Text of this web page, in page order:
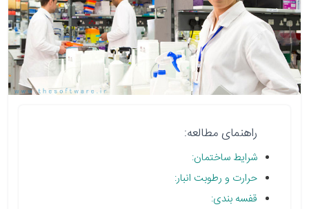
راهنمای مطالعه:
شرایط ساختمان:
حرارت و رطوبت انبار:
قفسه بندی: